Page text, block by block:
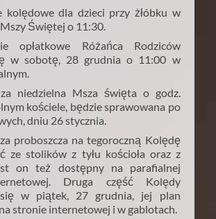
kolędowe dla dzieci przy żłóbku w
Świętej o 11:30.
opłatkowe Różańca Rodziców
w sobotę, 28 grudnia o 11:00 w
niedzielna Msza święta o godz.
kościele, będzie sprawowana po
dniu 26 stycznia.
proboszcza na tegoroczną Kolędę
ze stolików z tyłu kościoła oraz z
on też dostępny na parafialnej
Druga część Kolędy
się w piątek, 27 grudnia, jej plan
stronie internetowej i w gablotach.